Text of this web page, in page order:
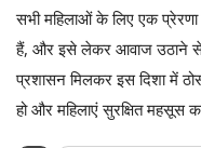
सभी महिलाओं के लिए एक
हैं, और इसे लेकर आवाज उठाने
प्रशासन मिलकर इस दिशा में
हो और महिलाएं सुरक्षित महसूस